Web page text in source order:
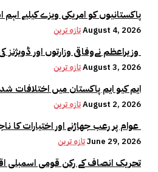
پاکستانیوں کو امریکی ویزے کیلیے اہم
تازہ ترینAugust 4, 2026
تازہ ترینAugust 3, 2026
ایم کیو ایم پاکستان میں اختلافات
تازہ ترینAugust 2, 2026
تازہ ترینJune 29, 2026
تحریک انصاف کے رکن قومی اسمبلی